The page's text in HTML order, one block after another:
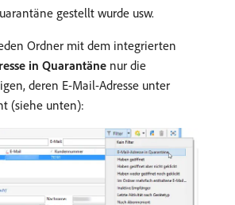
gestellt wurde usw.
Ordner mit dem integrierten
in Quarantäne nur die
deren E-Mail-Adresse unter
(siehe unten):